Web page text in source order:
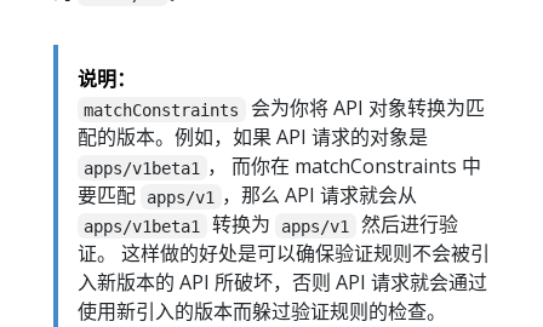
说明：
matchConstraints
会为你将 API 对象转换为匹
配的版本。例如，如果 API 请求的对象是
apps/v1beta1
， 而你在 matchConstraints 中
要匹配
apps/v1 ，那么 API 请求就会从
apps/v1beta1 转换为 apps/v1
然后进行验
证。 这样做的好处是可以确保验证规则不会被引
入新版本的 API 所破坏，否则 API 请求就会通过
使用新引入的版本而躲过验证规则的检查。